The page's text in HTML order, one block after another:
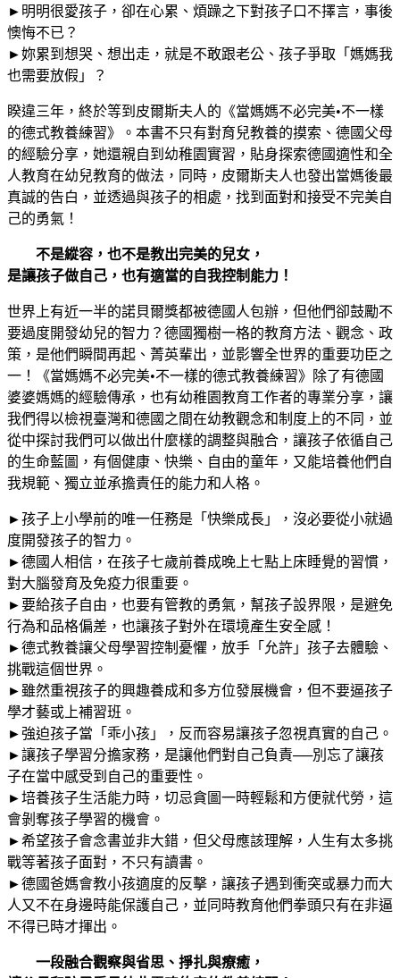
智
慧，
讓
媽
與
孩
子
靈
魂
相
慢
養
甘
苦
談!
數
量
►明明很愛孩子，卻在心累、煩躁之下對孩子口不擇言，事後
懊悔不已？
►妳累到想哭、想出走，就是不敢跟老公、孩子爭取「媽媽我
也需要放假」？
睽違三年，終於等到皮爾斯夫人的《當媽媽不必完美•不一樣
的德式教養練習》。本書不只有對育兒教養的摸索、德國父母
的經驗分享，她還親自到幼稚園實習，貼身探索德國適性和全
人教育在幼兒教育的做法，同時，皮爾斯夫人也發出當媽後最
真誠的告白，並透過與孩子的相處，找到面對和接受不完美自
己的勇氣！
不是縱容，也不是教出完美的兒女，
是讓孩子做自己，也有適當的自我控制能力！
世界上有近一半的諾貝爾獎都被德國人包辦，但他們卻鼓勵不
要過度開發幼兒的智力？德國獨樹一格的教育方法、觀念、政
策，是他們瞬間再起、菁英輩出，並影響全世界的重要功臣之
一！《當媽媽不必完美•不一樣的德式教養練習》除了有德國
婆婆媽媽的經驗傳承，也有幼稚園教育工作者的專業分享，讓
我們得以檢視臺灣和德國之間在幼教觀念和制度上的不同，並
從中探討我們可以做出什麼樣的調整與融合，讓孩子依循自己
的生命藍圖，有個健康、快樂、自由的童年，又能培養他們自
我規範、獨立並承擔責任的能力和人格。
►孩子上小學前的唯一任務是「快樂成長」，沒必要從小就過
度開發孩子的智力。
►德國人相信，在孩子七歲前養成晚上七點上床睡覺的習慣，
對大腦發育及免疫力很重要。
►要給孩子自由，也要有管教的勇氣，幫孩子設界限，是避免
行為和品格偏差，也讓孩子對外在環境產生安全感！
►德式教養讓父母學習控制憂懼，放手「允許」孩子去體驗、
挑戰這個世界。
►雖然重視孩子的興趣養成和多方位發展機會，但不要逼孩子
學才藝或上補習班。
►強迫孩子當「乖小孩」，反而容易讓孩子忽視真實的自己。
►讓孩子學習分擔家務，是讓他們對自己負責──別忘了讓孩
子在當中感受到自己的重要性。
►培養孩子生活能力時，切忌貪圖一時輕鬆和方便就代勞，這
會剝奪孩子學習的機會。
►希望孩子會念書並非大錯，但父母應該理解，人生有太多挑
戰等著孩子面對，不只有讀書。
►德國爸媽會教小孩適度的反擊，讓孩子遇到衝突或暴力而大
人又不在身邊時能保護自己，並同時教育他們拳頭只有在非逼
不得已時才揮出。
一段融合觀察與省思、掙扎與療癒，